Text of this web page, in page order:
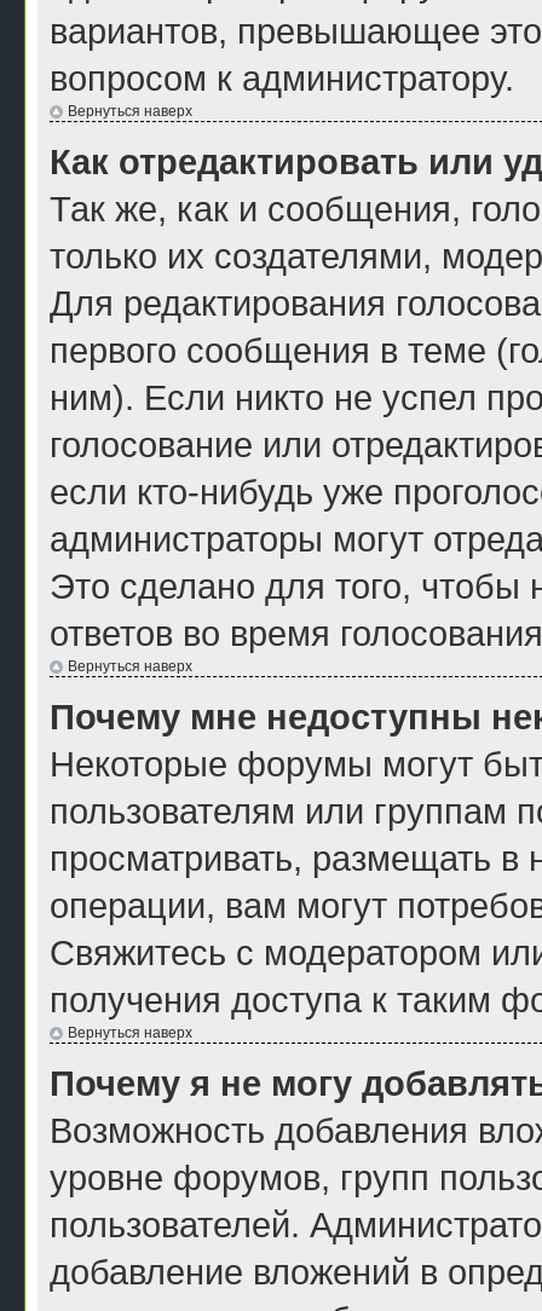
вариантов, превышающее это
вопросом к администратору.
Вернуться наверх
Как отредактировать или
Так же, как и сообщения,
только их создателями,
Для редактирования
первого сообщения в теме
ним). Если никто не успел
голосование или
если кто-нибудь уже
администраторы могут
Это сделано для того,
ответов во время
Вернуться наверх
Почему мне недоступны
Некоторые форумы могут
пользователям или группам
просматривать, размещать
операции, вам могут
Свяжитесь с модератором
получения доступа к таким
Вернуться наверх
Почему я не могу
Возможность добавления
уровне форумов, групп
пользователей.
добавление вложений в